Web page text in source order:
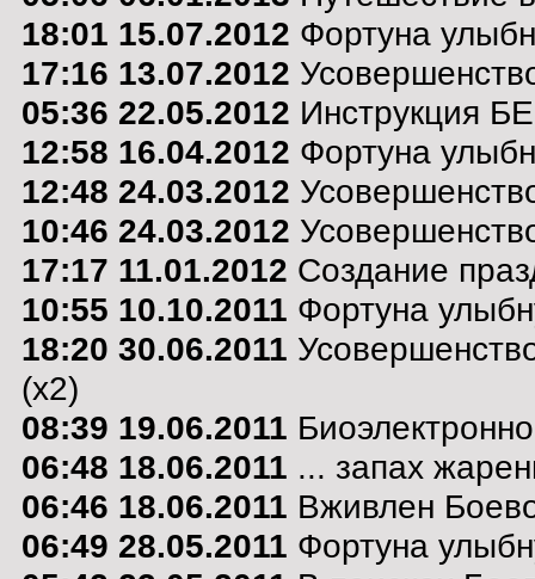
18:01 15.07.2012 Фортуна
17:16 13.07.2012
05:36 22.05.2012 Инструкция
12:58 16.04.2012 Фортуна
12:48 24.03.2012
10:46 24.03.2012
17:17 11.01.2012 Создание
10:55 10.10.2011 Фортуна
18:20 30.06.2011
(x2)
08:39 19.06.2011
06:48 18.06.2011 ... запах
06:46 18.06.2011 Вживлен
06:49 28.05.2011 Фортуна